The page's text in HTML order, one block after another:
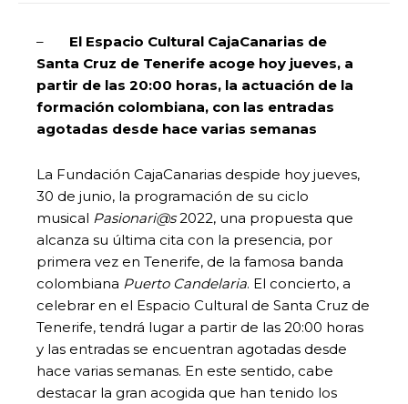
– El Espacio Cultural CajaCanarias de
Santa Cruz de Tenerife acoge hoy jueves, a
partir de las 20:00 horas, la actuación de la
formación colombiana, con las entradas
agotadas desde hace varias semanas
La Fundación CajaCanarias despide hoy jueves,
30 de junio, la programación de su ciclo
musical Pasionari@s2022, una propuesta que
alcanza su última cita con la presencia, por
primera vez en Tenerife, de la famosa banda
colombiana Puerto Candelaria. El concierto, a
celebrar en el Espacio Cultural de Santa Cruz de
Tenerife, tendrá lugar a partir de las 20:00 horas
y las entradas se encuentran agotadas desde
hace varias semanas. En este sentido, cabe
destacar la gran acogida que han tenido los